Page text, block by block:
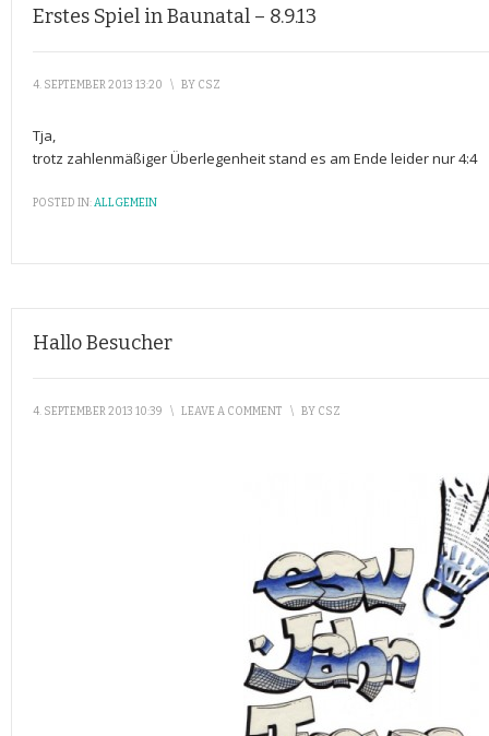
Erstes Spiel in Baunatal – 8.9.13
4. SEPTEMBER 2013 13:20 \ BY CSZ
Tja,
trotz zahlenmäßiger Überlegenheit stand es am Ende leider nur 4:4
POSTED IN:ALLGEMEIN
Hallo Besucher
4. SEPTEMBER 2013 10:39 \ LEAVE A COMMENT \ BY CSZ